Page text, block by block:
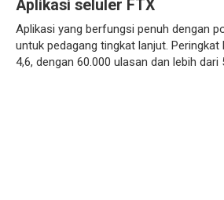
Aplikasi seluler FTX
Aplikasi yang berfungsi penuh dengan
untuk pedagang tingkat lanjut. Peringkat
4,6, dengan 60.000 ulasan dan lebih dari